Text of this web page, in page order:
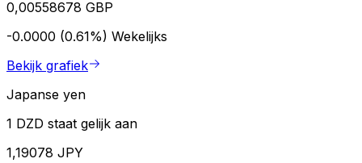
0,00558678 GBP
-0.0000 (0.61%) Wekelijks
Bekijk grafiek
Japanse yen
1 DZD staat gelijk aan
1,19078 JPY